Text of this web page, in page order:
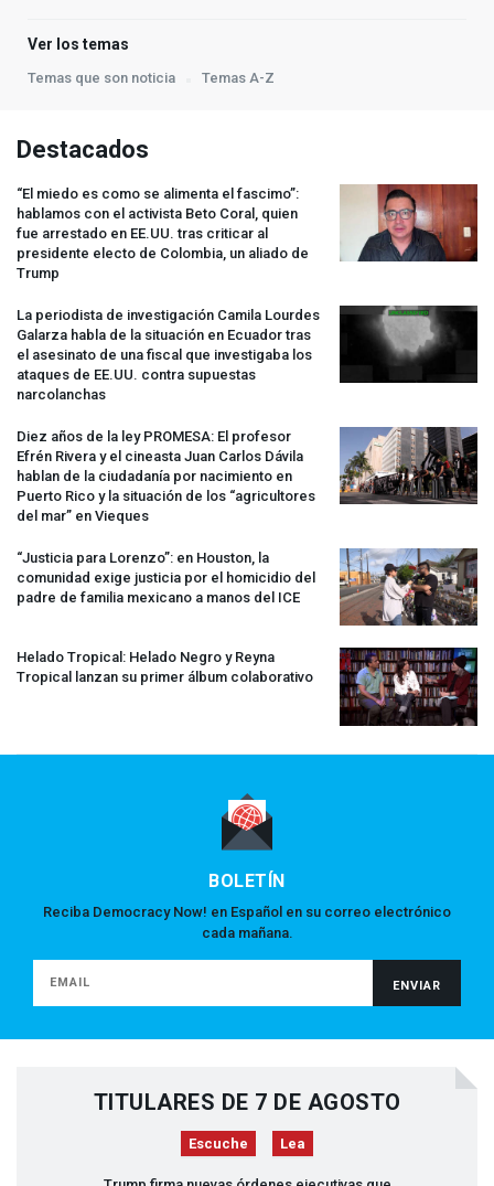
Ver los temas
Temas que son noticia Temas A-Z
Destacados
“El miedo es como se alimenta el fascimo”:
hablamos con el activista Beto Coral, quien
fue arrestado en EE.UU. tras criticar al
presidente electo de Colombia, un aliado de
Trump
La periodista de investigación Camila Lourdes
Galarza habla de la situación en Ecuador tras
el asesinato de una fiscal que investigaba los
ataques de EE.UU. contra supuestas
narcolanchas
Diez años de la ley PROMESA: El profesor
Efrén Rivera y el cineasta Juan Carlos Dávila
hablan de la ciudadanía por nacimiento en
Puerto Rico y la situación de los “agricultores
del mar” en Vieques
“Justicia para Lorenzo”: en Houston, la
comunidad exige justicia por el homicidio del
padre de familia mexicano a manos del ICE
Helado Tropical: Helado Negro y Reyna
Tropical lanzan su primer álbum colaborativo
BOLETÍN
Reciba Democracy Now! en Español en su correo electrónico
cada mañana.
TITULARES DE 7 DE AGOSTO
Escuche Lea